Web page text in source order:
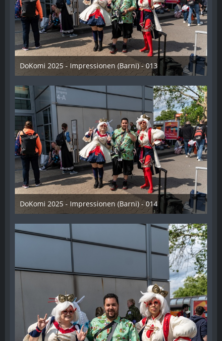
DoKomi 2025 - Impressionen (Barni) - 013
16. Juli 2025
DoKomi 2025 - Impressionen (Barni) - 014
16. Juli 2025